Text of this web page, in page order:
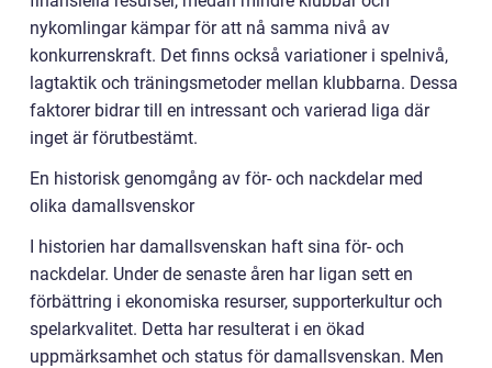
nykomlingar kämpar för att nå samma nivå av
konkurrenskraft. Det finns också variationer i spelnivå,
lagtaktik och träningsmetoder mellan klubbarna. Dessa
faktorer bidrar till en intressant och varierad liga där
inget är förutbestämt.
En historisk genomgång av för- och nackdelar med
olika damallsvenskor
I historien har damallsvenskan haft sina för- och
nackdelar. Under de senaste åren har ligan sett en
förbättring i ekonomiska resurser, supporterkultur och
spelarkvalitet. Detta har resulterat i en ökad
uppmärksamhet och status för damallsvenskan. Men